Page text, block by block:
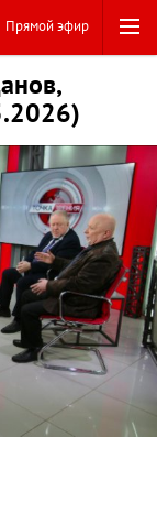
Прямой эфир